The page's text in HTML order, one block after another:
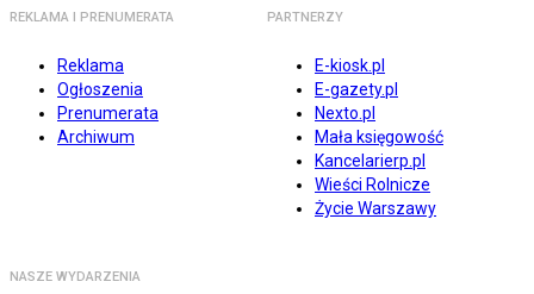
REKLAMA I PRENUMERATA
Reklama
Ogłoszenia
Prenumerata
Archiwum
PARTNERZY
E-kiosk.pl
E-gazety.pl
Nexto.pl
Mała księgowość
Kancelarierp.pl
Wieści Rolnicze
Życie Warszawy
NASZE WYDARZENIA